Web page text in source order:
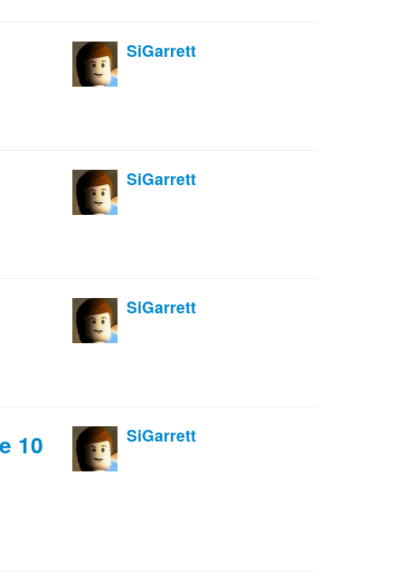
SiGarrett
SiGarrett
SiGarrett
10
SiGarrett